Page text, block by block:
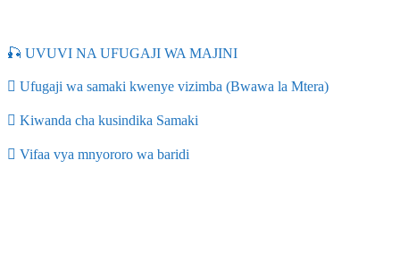
🎣 UVUVI NA UFUGAJI WA MAJINI
 Ufugaji wa samaki kwenye vizimba (Bwawa la Mtera)
 Kiwanda cha kusindika Samaki
 Vifaa vya mnyororo wa baridi